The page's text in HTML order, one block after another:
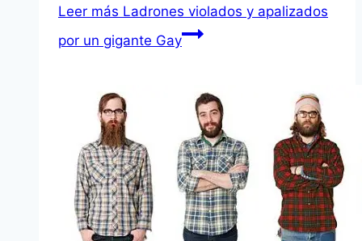
Leer más Ladrones violados y apalizados
por un gigante Gay